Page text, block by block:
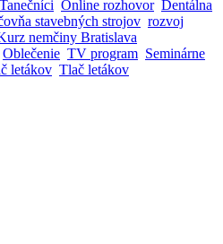
Tanečníci Online rozhovor Dentálna
stavebných strojov rozvoj
nemčiny Bratislava
Oblečenie TV program Seminárne
letákov Tlač letákov